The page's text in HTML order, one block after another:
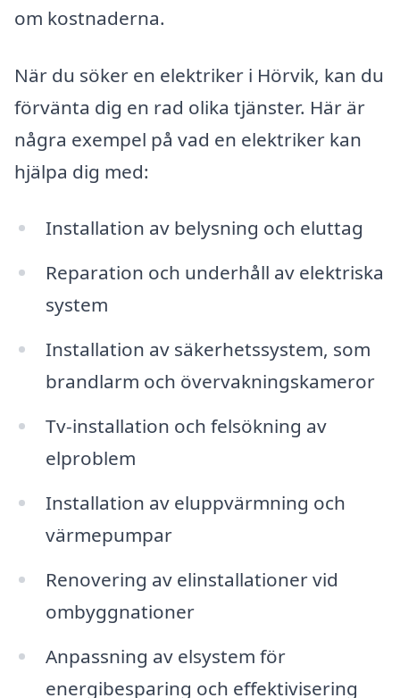
om kostnaderna.
När du söker en elektriker i Hörvik, kan du
förvänta dig en rad olika tjänster. Här är
några exempel på vad en elektriker kan
hjälpa dig med:
Installation av belysning och eluttag
Reparation och underhåll av elektriska
system
Installation av säkerhetssystem, som
brandlarm och övervakningskameror
Tv-installation och felsökning av
elproblem
Installation av eluppvärmning och
värmepumpar
Renovering av elinstallationer vid
ombyggnationer
Anpassning av elsystem för
energibesparing och effektivisering